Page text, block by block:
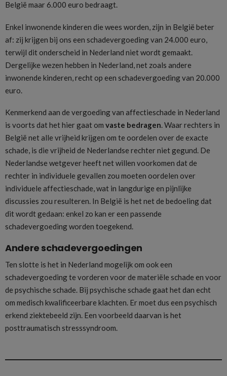
België maar 6.000 euro bedraagt.
Enkel inwonende kinderen die wees worden, zijn in België beter
af: zij krijgen bij ons een schadevergoeding van 24.000 euro,
terwijl dit onderscheid in Nederland niet wordt gemaakt.
Dergelijke wezen hebben in Nederland, net zoals andere
inwonende kinderen, recht op een schadevergoeding van 20.000
euro.
Kenmerkend aan de vergoeding van affectieschade in Nederland
is voorts dat het hier gaat om vaste bedragen. Waar rechters in
België net alle vrijheid krijgen om te oordelen over de exacte
schade, is die vrijheid de Nederlandse rechter niet gegund. De
Nederlandse wetgever heeft net willen voorkomen dat de
rechter in individuele gevallen zou moeten oordelen over
individuele affectieschade, wat in langdurige en pijnlijke
discussies zou resulteren. In België is het net de bedoeling dat
dit wordt gedaan: enkel zo kan er een passende
schadevergoeding worden toegekend.
Andere schadevergoedingen
Ten slotte is het in Nederland mogelijk om ook een
schadevergoeding te vorderen voor de materiële schade en voor
de psychische schade. Bij psychische schade gaat het dan echt
om medisch kwalificeerbare klachten. Er moet dus een psychisch
erkend ziektebeeld zijn. Een voorbeeld daarvan is het
posttraumatisch stresssyndroom.